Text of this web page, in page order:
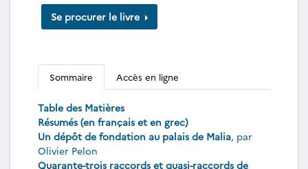
Se procurer le livre
Sommaire Accès en ligne
Table des Matières
Résumés (en français et en grec)
Un dépôt de fondation au palais de Malia, par
Olivier Pelon
Quarante-trois raccords et quasi-raccords de